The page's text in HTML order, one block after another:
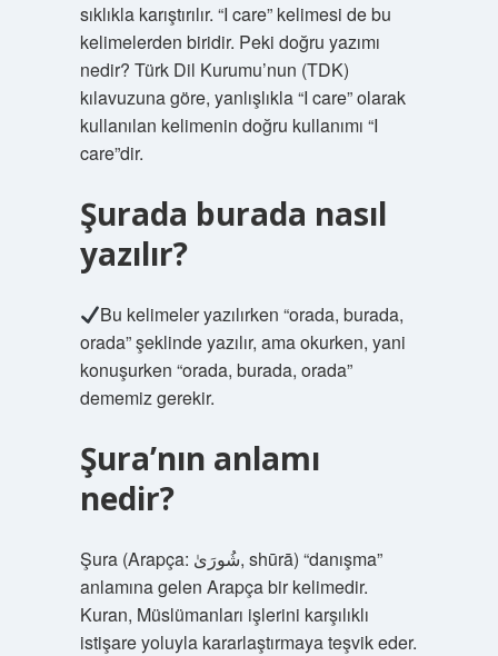
sıklıkla karıştırılır. “I care” kelimesi de bu
kelimelerden biridir. Peki doğru yazımı
nedir? Türk Dil Kurumu’nun (TDK)
kılavuzuna göre, yanlışlıkla “I care” olarak
kullanılan kelimenin doğru kullanımı “I
care”dir.
Şurada burada nasıl
yazılır?
Bu kelimeler yazılırken “orada, burada,
orada” şeklinde yazılır, ama okurken, yani
konuşurken “orada, burada, orada”
dememiz gerekir.
Şura’nın anlamı
nedir?
Şura (Arapça: شُورَىٰ, shūrā) “danışma”
anlamına gelen Arapça bir kelimedir.
Kuran, Müslümanları işlerini karşılıklı
istişare yoluyla kararlaştırmaya teşvik eder.